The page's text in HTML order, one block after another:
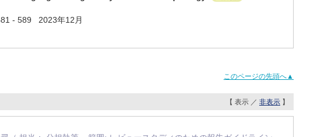
- 589 2023年12月
このページの先頭へ▲
【 表示 ／ 非表示 】